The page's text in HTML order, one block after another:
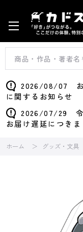
2026/08/07 お
に関するお知らせ
2026/07/29 令
お届け遅延につきま
ホーム グッズ・文具